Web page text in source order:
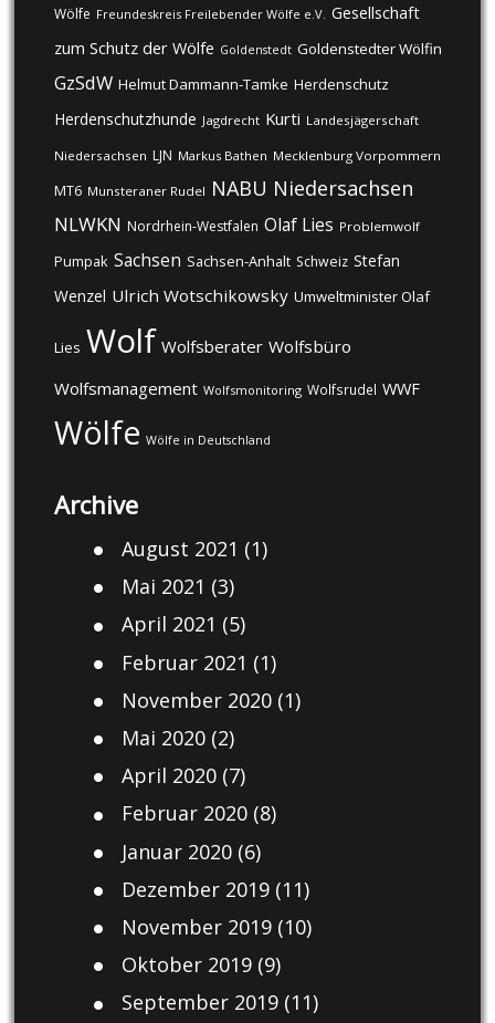
Wölfe Freundeskreis Freilebender Wölfe e.V. Gesellschaft
zum Schutz der Wölfe Goldenstedt Goldenstedter Wölfin
GzSdW Helmut Dammann-Tamke Herdenschutz
Herdenschutzhunde Jagdrecht Kurti Landesjägerschaft
Niedersachsen LJN Markus Bathen Mecklenburg Vorpommern
MT6 Munsteraner Rudel NABU Niedersachsen
NLWKN Nordrhein-Westfalen Olaf Lies Problemwolf
Pumpak Sachsen Sachsen-Anhalt Schweiz Stefan
Wenzel Ulrich Wotschikowsky Umweltminister Olaf
Lies Wolf Wolfsberater Wolfsbüro
Wolfsmanagement Wolfsmonitoring Wolfsrudel WWF
Wölfe Wölfe in Deutschland
Archive
August 2021 (1)
Mai 2021 (3)
April 2021 (5)
Februar 2021 (1)
November 2020(1)
Mai 2020(2)
April 2020(7)
Februar 2020(8)
Januar 2020(6)
Dezember 2019(11)
November 2019(10)
Oktober 2019(9)
September 2019(11)